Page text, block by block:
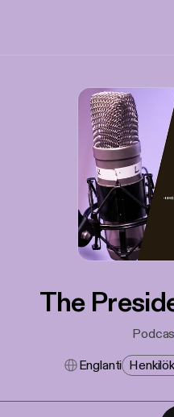
The
Englanti